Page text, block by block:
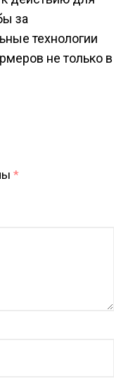
за
технологии
не только в
*